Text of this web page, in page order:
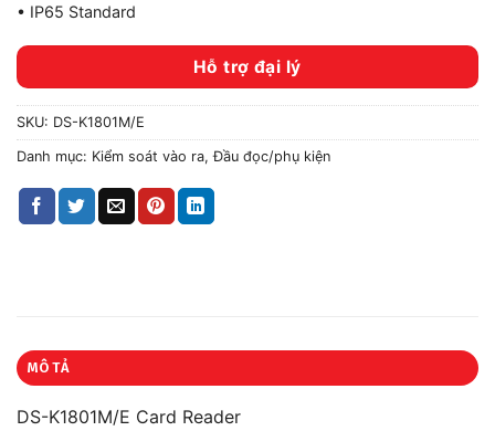
• IP65 Standard
Hỗ trợ đại lý
SKU: DS-K1801M/E
Danh mục: Kiểm soát vào ra,Đầu đọc/phụ kiện
MÔ TẢ
DS-K1801M/E Card Reader